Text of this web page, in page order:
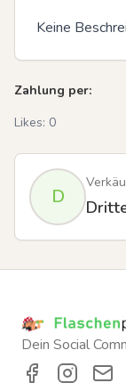
Keine
Zahlung per:
Likes: 0
D
Dein Social